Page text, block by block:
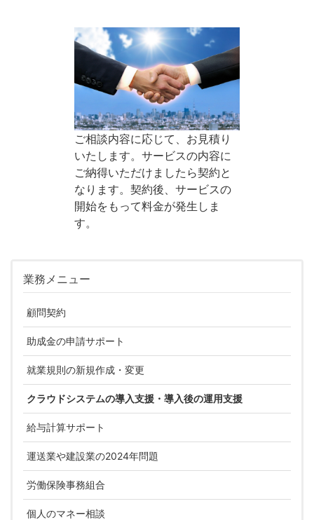
ご相談内容に応じて、お見積り
いたします。サービスの内容に
ご納得いただけましたら契約と
なります。契約後、サービスの
開始をもって料金が発生しま
す。
業務メニュー
顧問契約
助成金の申請サポート
就業規則の新規作成・変更
クラウドシステムの導入支援・導入後の運用支援
給与計算サポート
運送業や建設業の2024年問題
労働保険事務組合
個人のマネー相談